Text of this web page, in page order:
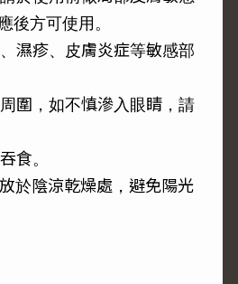
後方可使用。
濕疹、皮膚炎症等敏感部
圍，如不慎滲入眼睛，請
食。
於陰涼乾燥處，避免陽光